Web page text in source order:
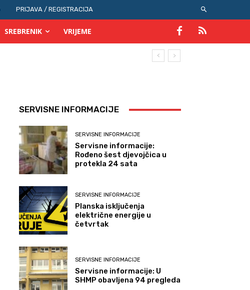
PRIJAVA / REGISTRACIJA
SREBRENIK VRIJEME
SERVISNE INFORMACIJE
SERVISNE INFORMACIJE
Servisne informacije:
Rođeno šest djevojčica u
protekla 24 sata
SERVISNE INFORMACIJE
Planska isključenja
električne energije u
četvrtak
SERVISNE INFORMACIJE
Servisne informacije: U
SHMP obavljena 94 pregleda